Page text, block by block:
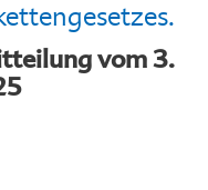
vom 3.